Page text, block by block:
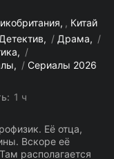
, Китай
Детектив / Драма
/
/
/ Сериалы 2026
1 ч
Её отца,
Вскоре её
располагается